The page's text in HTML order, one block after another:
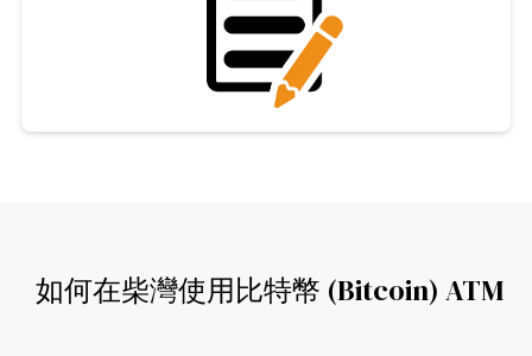
如何在柴灣使用比特幣 (Bitcoin) ATM